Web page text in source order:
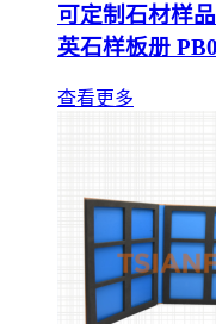
可定制石材样
英石样板册
查看更多